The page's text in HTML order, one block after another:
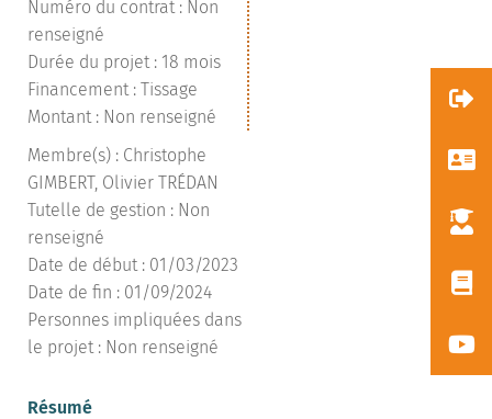
Numéro du contrat : Non
renseigné
Durée du projet : 18 mois
Financement : Tissage
Montant : Non renseigné
Membre(s) : Christophe
GIMBERT, Olivier TRÉDAN
Tutelle de gestion : Non
renseigné
Date de début : 01/03/2023
Date de fin : 01/09/2024
Personnes impliquées dans
le projet : Non renseigné
Résumé